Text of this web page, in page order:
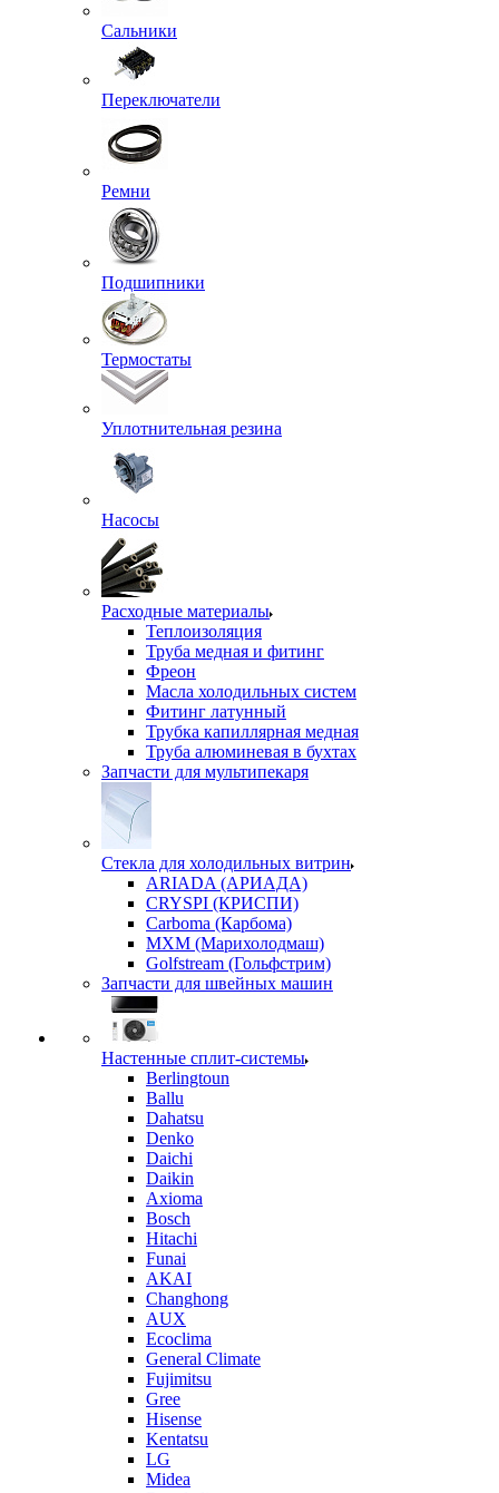
Сальники
Переключатели
Ремни
Подшипники
Термостаты
Уплотнительная резина
Насосы
Расходные материалы
Теплоизоляция
Труба медная и фитинг
Фреон
Масла холодильных систем
Фитинг латунный
Трубка капиллярная медная
Труба алюминевая в бухтах
Запчасти для мультипекаря
Стекла для холодильных витрин
ARIADA (АРИАДА)
CRYSPI (КРИСПИ)
Carboma (Карбома)
MXM (Марихолодмаш)
Golfstream (Гольфстрим)
Запчасти для швейных машин
Настенные сплит-системы
Berlingtoun
Ballu
Dahatsu
Denko
Daichi
Daikin
Axioma
Bosch
Hitachi
Funai
AKAI
Changhong
AUX
Ecoclima
General Climate
Fujimitsu
Gree
Hisense
Kentatsu
LG
Midea